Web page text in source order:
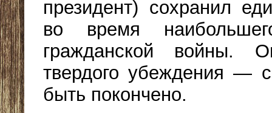
президент) сохранил
во время
гражданской войны.
твердого убеждения —
быть покончено.